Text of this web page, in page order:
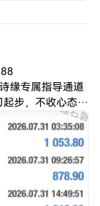
缘专属指导通道
步，不收心态浮
踏实做长线复利